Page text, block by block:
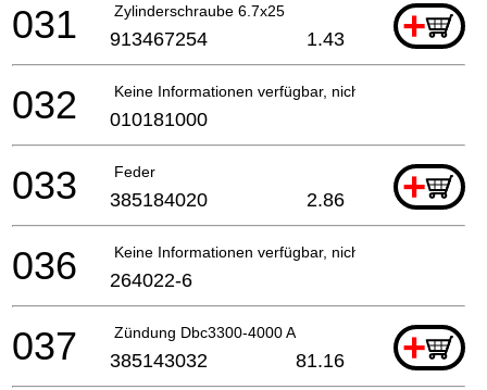
Zylinderschraube 6.7x25 +
031 913467254 1.43
Keine Informationen verfügbar, nicht bestellbar
032 010181000
Feder +
033 385184020 2.86
Keine Informationen verfügbar, nicht bestellbar
036 264022-6
Zündung Dbc3300-4000 A +
037 385143032 81.16